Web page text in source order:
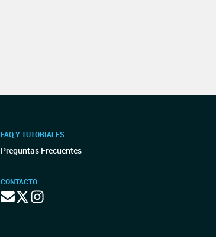
FAQ Y TUTORIALES
Preguntas Frecuentes
CONTACTO